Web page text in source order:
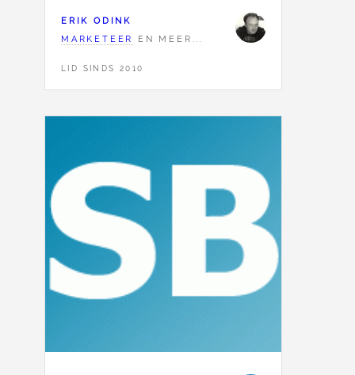
ERIK ODINK
MARKETEER
EN MEER...
LID SINDS 2010